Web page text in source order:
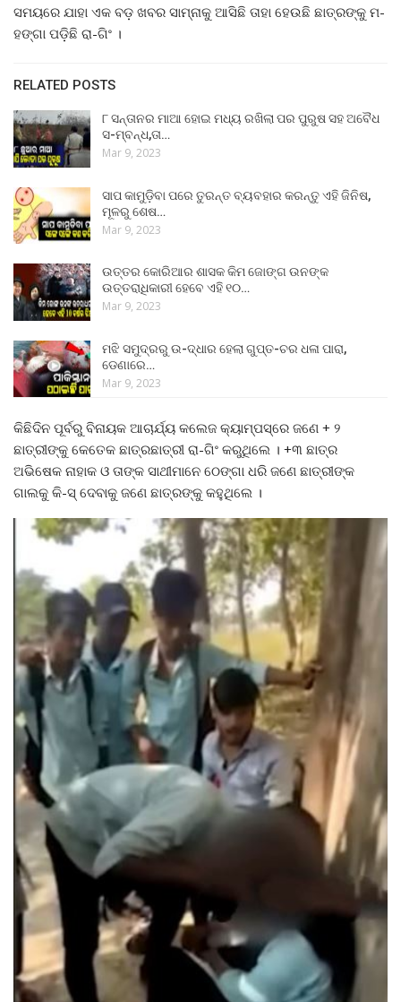
ସମୟରେ ଯାହା ଏକ ବଡ଼ ଖବର ସାମ୍ନାକୁ ଆସିଛି ତାହା ହେଉଛି ଛାତ୍ରଙ୍କୁ ମ-
ହଙ୍ଗା ପଡ଼ିଛି ରା-ଗିଂ ।
RELATED POSTS
୮ ସନ୍ତାନର ମାଆ ହୋଇ ମଧ୍ୟ ରଖିଲା ପର ପୁରୁଷ ସହ ଅବୈଧ
ସ-ମ୍ବନ୍ଧ,ତା…
Mar 9, 2023
ସାପ କାମୁଡ଼ିବା ପରେ ତୁରନ୍ତ ବ୍ୟବହାର କରନ୍ତୁ ଏହି ଜିନିଷ,
ମୂଳରୁ ଶେଷ…
Mar 9, 2023
ଉତ୍ତର କୋରିଆର ଶାସକ କିମ ଜୋଙ୍ଗ ଉନଙ୍କ
ଉତ୍ତରାଧିକାରୀ ହେବେ ଏହି ୧୦…
Mar 9, 2023
ମଝି ସମୁଦ୍ରରୁ ଉ-ଦ୍ଧାର ହେଲା ଗୁପ୍ତ-ଚର ଧଳା ପାରା,
ଡେଣାରେ…
Mar 9, 2023
କିଛିଦିନ ପୂର୍ବରୁ ବିନାୟକ ଆଚାର୍ଯ୍ୟ କଲେଜ କ୍ୟାମ୍ପସ୍‌ରେ ଜଣେ + ୨
ଛାତ୍ରୀଙ୍କୁ କେତେକ ଛାତ୍ରଛାତ୍ରୀ ରା-ଗିଂ କରୁଥିଲେ । +୩ ଛାତ୍ର
ଅଭିଷେକ ନାହାକ ଓ ତାଙ୍କ ସାଥୀମାନେ ଠେଙ୍ଗା ଧରି ଜଣେ ଛାତ୍ରୀଙ୍କ
ଗାଲକୁ କି-ସ୍‌ ଦେବାକୁ ଜଣେ ଛାତ୍ରଙ୍କୁ କହୁଥିଲେ ।